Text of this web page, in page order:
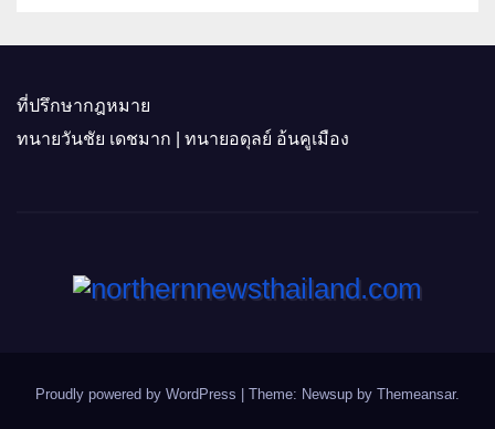
ที่ปรึกษากฎหมาย
ทนายวันชัย เดชมาก | ทนายอดุลย์ อ้นคูเมือง
Proudly powered by WordPress Theme: Newsup by Themeansar.